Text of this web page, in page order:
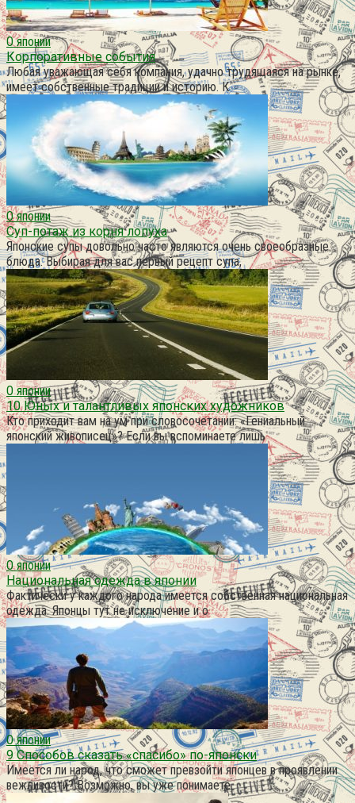
О японии
Корпоративные события
Любая уважающая себя компания, удачно трудящаяся на рынке,
имеет собственные традиции и историю. К
О японии
Суп-потаж из корня лопуха
Японские супы довольно часто являются очень своеобразные
блюда. Выбирая для вас первый рецепт супа,
О японии
10 Юных и талантливых японских художников
Кто приходит вам на ум при словосочетании: «Гениальный
японский живописец»? Если вы вспоминаете лишь
О японии
Национальная одежда в японии
Фактически у каждого народа имеется собственная национальная
одежда. Японцы тут не исключение и о
О японии
9 Способов сказать «спасибо» по-японски
Имеется ли народ, что сможет превзойти японцев в проявлении
вежливости? Возможно, вы уже понимаете